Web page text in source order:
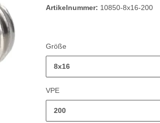
Artikelnummer: 10850-8x16-200
Größe
8x16
VPE
200